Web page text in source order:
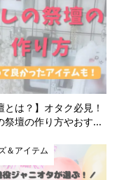
とは？】オタク必見！
祭壇の作り方やおす...
＆アイテム